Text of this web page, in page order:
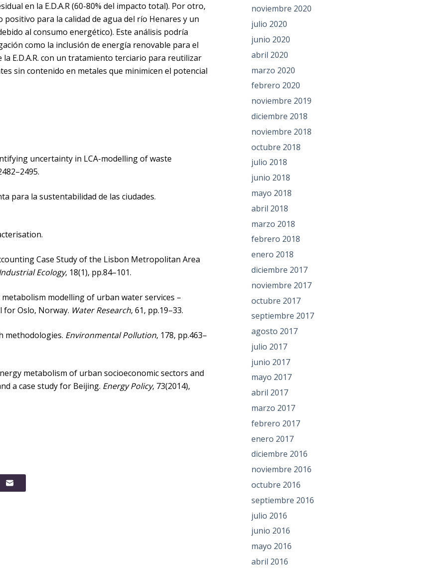
en la E.D.A.R (60-80% del impacto total). Por otro,
para la calidad de agua del río Henares y un
al consumo energético). Este análisis podría
como la inclusión de energía renovable para el
E.D.A.R. con un tratamiento terciario para reutilizar
sin contenido en metales que minimicen el potencial
uncertainty in LCA-modelling of waste
para la sustentabilidad de las ciudades.
Case Study of the Lisbon Metropolitan Area
Ecology, 18(1), pp.84–101.
metabolism modelling of urban water services –
Oslo, Norway. Water Research, 61, pp.19–33.
methodologies. Environmental Pollution, 178, pp.463–
metabolism of urban socioeconomic sectors and
a case study for Beijing. Energy Policy, 73(2014),
noviembre 2020
julio 2020
junio 2020
abril 2020
marzo 2020
febrero 2020
noviembre 2019
diciembre 2018
noviembre 2018
octubre 2018
julio 2018
junio 2018
mayo 2018
abril 2018
marzo 2018
febrero 2018
enero 2018
diciembre 2017
noviembre 2017
octubre 2017
septiembre 2017
agosto 2017
julio 2017
junio 2017
mayo 2017
abril 2017
marzo 2017
febrero 2017
enero 2017
diciembre 2016
noviembre 2016
octubre 2016
septiembre 2016
julio 2016
junio 2016
mayo 2016
abril 2016